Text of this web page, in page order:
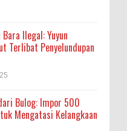
Ilegal: Yuyun
Terlibat Penyelundupan
Bulog: Impor 500
Mengatasi Kelangkaan